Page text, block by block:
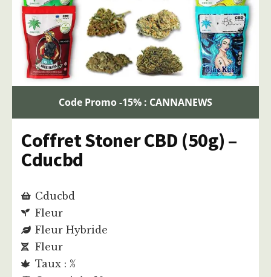
Code Promo -15% : CANNANEWS
Coffret Stoner CBD (50g) –
Cducbd
Cducbd
Fleur
Fleur Hybride
Fleur
Taux : %